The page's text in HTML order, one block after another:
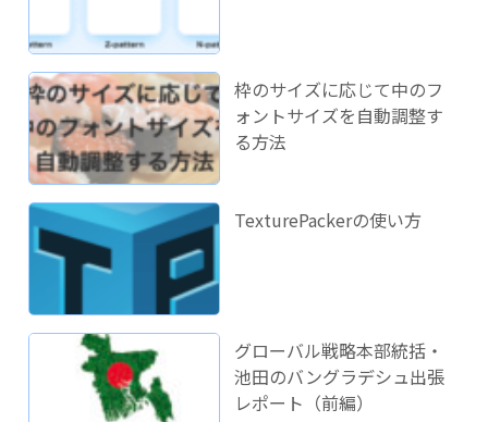
枠のサイズに応じて中のフ
ォントサイズを自動調整す
る方法
TexturePackerの使い方
グローバル戦略本部統括・
池田のバングラデシュ出張
レポート（前編）